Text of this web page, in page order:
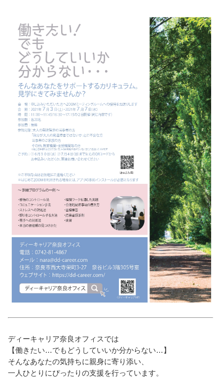
ディーキャリア奈良オフィスでは
【働きたい…でもどうしていいか分からない…】
そんなあなたの気持ちに親身に寄り添い、
一人ひとりにぴったりの支援を行っています。